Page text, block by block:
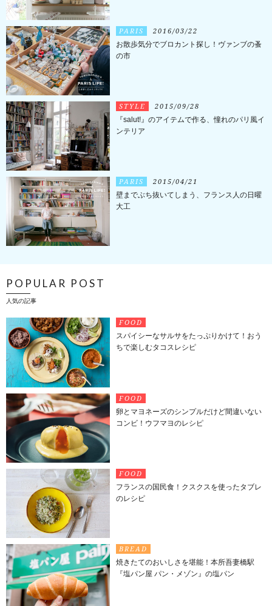
PARIS 2016/03/22
お散歩気分でブロカント探し！ヴァンブの蚤
の市
STYLE 2015/09/28
『salut!』のアイテムで作る、憧れのパリ風イ
ンテリア
PARIS 2015/04/21
壁までぶち抜いてしまう、フランス人の日曜
大工
POPULAR POST
人気の記事
FOOD
スパイシーなサルサをたっぷりかけて！おう
ちで楽しむタコスレシピ
FOOD
卵とマヨネーズのシンプルだけど間違いない
コンビ！ウフマヨのレシピ
FOOD
フランスの国民食！クスクスを使ったタブレ
のレシピ
BREAD
焼きたてのおいしさを堪能！本所吾妻橋駅
『塩パン屋 パン・メゾン』の塩パン